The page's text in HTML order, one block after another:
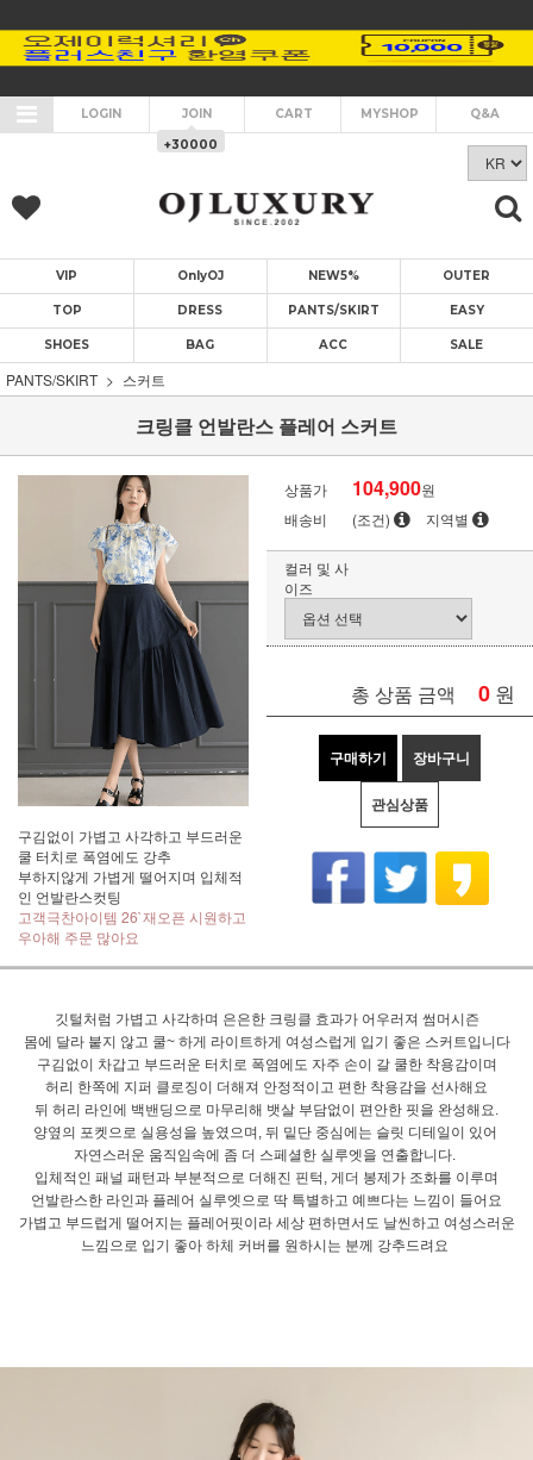
LOGIN JOIN
+30000
CART MYSHOP Q&A
VIP OnlyOJ NEW5% OUTER
TOP DRESS PANTS/SKIRT EASY
SHOES BAG ACC SALE
PANTS/SKIRT 스커트
크링클 언발란스 플레어 스커트
구김없이 가볍고 사각하고 부드러운
쿨 터치로 폭염에도 강추
부하지않게 가볍게 떨어지며 입체적
인 언발란스컷팅
고객극찬아이템 26`재오픈 시원하고
우아해 주문 많아요
상품가 104,900원
배송비
(조건) 지역별
컬러 및 사
이즈
총 상품 금액 0 원
구매하기 장바구니
관심상품
깃털처럼 가볍고 사각하며 은은한 크링클 효과가 어우러져 썸머시즌
몸에 달라 붙지 않고 쿨~ 하게 라이트하게 여성스럽게 입기 좋은 스커트입니다
구김없이 차갑고 부드러운 터치로 폭염에도 자주 손이 갈 쿨한 착용감이며
허리 한쪽에 지퍼 클로징이 더해져 안정적이고 편한 착용감을 선사해요
뒤 허리 라인에 백밴딩으로 마무리해 뱃살 부담없이 편안한 핏을 완성해요.
양옆의 포켓으로 실용성을 높였으며, 뒤 밑단 중심에는 슬릿 디테일이 있어
자연스러운 움직임속에 좀 더 스페셜한 실루엣을 연출합니다.
입체적인 패널 패턴과 부분적으로 더해진 핀턱, 게더 봉제가 조화를 이루며
언발란스한 라인과 플레어 실루엣으로 딱 특별하고 예쁘다는 느낌이 들어요
가볍고 부드럽게 떨어지는 플레어핏이라 세상 편하면서도 날씬하고 여성스러운
느낌으로 입기 좋아 하체 커버를 원하시는 분께 강추드려요